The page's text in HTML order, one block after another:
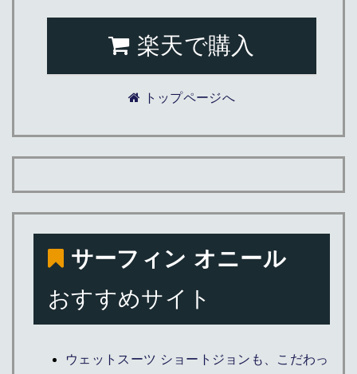
楽天で購入
トップページへ
サーフィン オニール
おすすめサイト
ウェットスーツ ショートジョンも、こだわっ